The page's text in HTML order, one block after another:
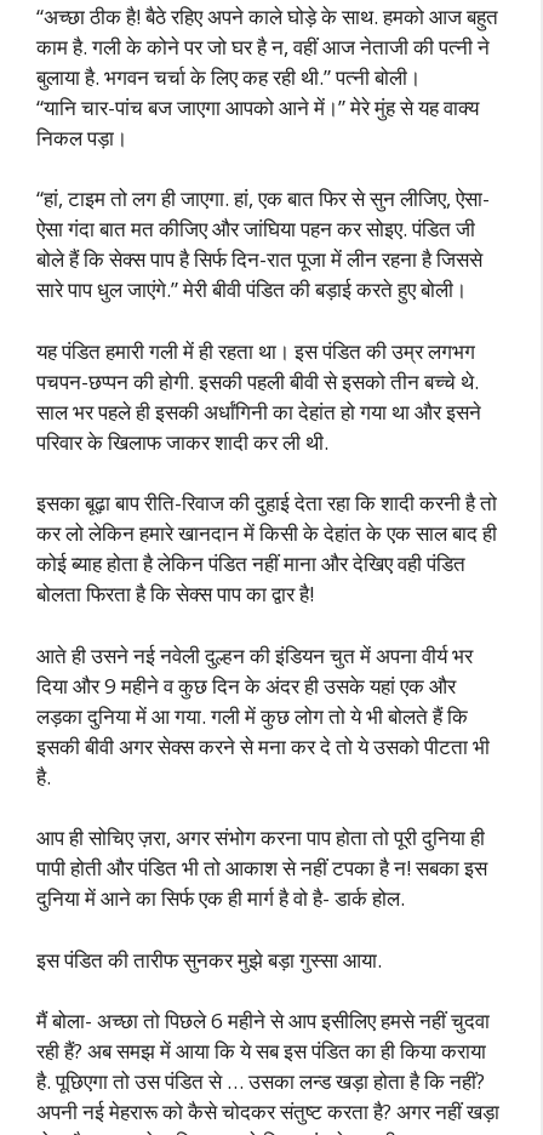
“अच्छा ठीक है! बैठे रहिए अपने काले घोड़े के साथ. हमको आज बहुत
काम है. गली के कोने पर जो घर है न, वहीं आज नेताजी की पत्नी ने
बुलाया है. भगवन चर्चा के लिए कह रही थी.” पत्नी बोली।
“यानि चार-पांच बज जाएगा आपको आने में।” मेरे मुंह से यह वाक्य
निकल पड़ा।
“हां, टाइम तो लग ही जाएगा. हां, एक बात फिर से सुन लीजिए, ऐसा-
ऐसा गंदा बात मत कीजिए और जांघिया पहन कर सोइए. पंडित जी
बोले हैं कि सेक्स पाप है सिर्फ दिन-रात पूजा में लीन रहना है जिससे
सारे पाप धुल जाएंगे.” मेरी बीवी पंडित की बड़ाई करते हुए बोली।
यह पंडित हमारी गली में ही रहता था। इस पंडित की उम्र लगभग
पचपन-छप्पन की होगी. इसकी पहली बीवी से इसको तीन बच्चे थे.
साल भर पहले ही इसकी अर्धांगिनी का देहांत हो गया था और इसने
परिवार के खिलाफ जाकर शादी कर ली थी.
इसका बूढ़ा बाप रीति-रिवाज की दुहाई देता रहा कि शादी करनी है तो
कर लो लेकिन हमारे खानदान में किसी के देहांत के एक साल बाद ही
कोई ब्याह होता है लेकिन पंडित नहीं माना और देखिए वही पंडित
बोलता फिरता है कि सेक्स पाप का द्वार है!
आते ही उसने नई नवेली दुल्हन की इंडियन चुत में अपना वीर्य भर
दिया और 9 महीने व कुछ दिन के अंदर ही उसके यहां एक और
लड़का दुनिया में आ गया. गली में कुछ लोग तो ये भी बोलते हैं कि
इसकी बीवी अगर सेक्स करने से मना कर दे तो ये उसको पीटता भी
है.
आप ही सोचिए ज़रा, अगर संभोग करना पाप होता तो पूरी दुनिया ही
पापी होती और पंडित भी तो आकाश से नहीं टपका है न! सबका इस
दुनिया में आने का सिर्फ एक ही मार्ग है वो है- डार्क होल.
इस पंडित की तारीफ सुनकर मुझे बड़ा गुस्सा आया.
मैं बोला- अच्छा तो पिछले 6 महीने से आप इसीलिए हमसे नहीं चुदवा
रही हैं? अब समझ में आया कि ये सब इस पंडित का ही किया कराया
है. पूछिएगा तो उस पंडित से … उसका लन्ड खड़ा होता है कि नहीं?
अपनी नई मेहरारू को कैसे चोदकर संतुष्ट करता है? अगर नहीं खड़ा